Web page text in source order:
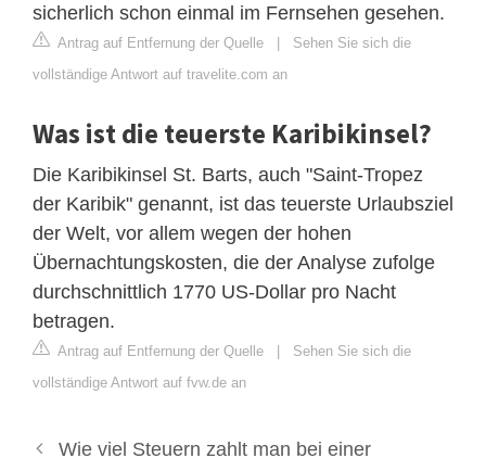
sicherlich schon einmal im Fernsehen gesehen.
Antrag auf Entfernung der Quelle | Sehen Sie sich die
vollständige Antwort auf travelite.com an
Was ist die teuerste Karibikinsel?
Die Karibikinsel St. Barts, auch "Saint-Tropez
der Karibik" genannt, ist das teuerste Urlaubsziel
der Welt, vor allem wegen der hohen
Übernachtungskosten, die der Analyse zufolge
durchschnittlich 1770 US-Dollar pro Nacht
betragen.
Antrag auf Entfernung der Quelle | Sehen Sie sich die
vollständige Antwort auf fvw.de an
Wie viel Steuern zahlt man bei einer